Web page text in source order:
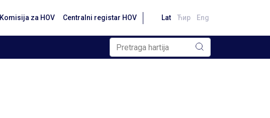
Komisija za HOV Centralni registar HOV Lat Ћир Eng